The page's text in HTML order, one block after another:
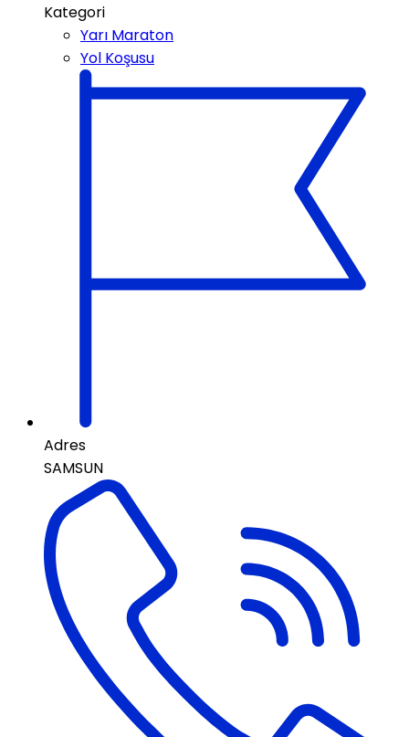
Kategori
Yarı Maraton
Yol Koşusu
Adres
SAMSUN